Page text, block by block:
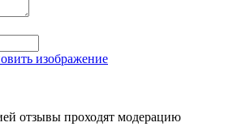
отзывы проходят модерацию